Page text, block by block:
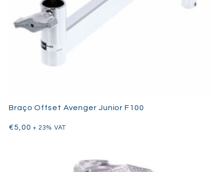
Braço Offset Avenger Junior F100
€5,00 + 23% VAT